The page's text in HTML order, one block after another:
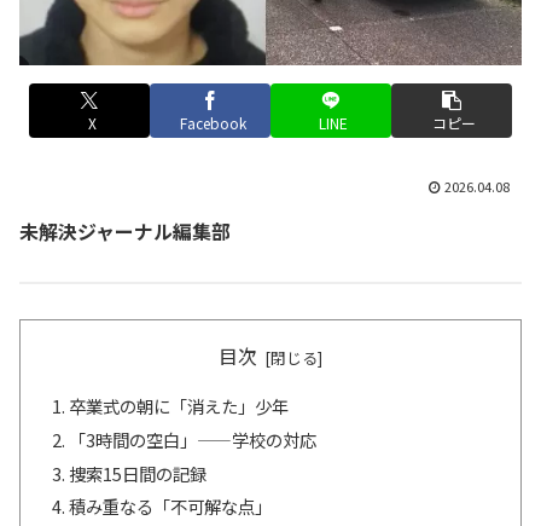
X Facebook LINE コピー
2026.04.08
未解決ジャーナル編集部
目次
卒業式の朝に「消えた」少年
「3時間の空白」——学校の対応
捜索15日間の記録
積み重なる「不可解な点」